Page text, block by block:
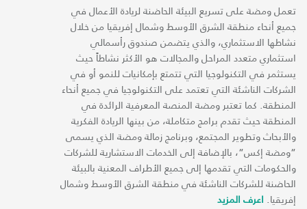
تعمل ومضة على تسريع البيئة الحاضنة لريادة الأعمال في
جميع أنحاء منطقة الشرق الأوسط وشمال إفريقيا من خلال
نشاطها الاستثماري، والذي يتضمن صندوق رأسمالي
استثماري متعدد المراحل والمجالات هو الأكثر نشاطاً حيث
يستثمر في التكنولوجيا التي تتمتع بإمكانيات للنمو أو في
الشركات الناشئة التي تعتمد على التكنولوجيا في جميع أنحاء
المنطقة. كما تعتبر ومضة المنصة المعرفية الرائدة في
المنطقة حيث تقدم برامج متكاملة، من بينها الريادة الفكرية
والأبحاث وتطوير المجتمع، وبرنامج زمالة ومضة الذي يسمى
“ومضة إكس“، بالإضافة إلى الخدمات الاستشارية للشركات
والحكومات التي تقدمها إلى جميع الأطراف المعنية بالبيئة
الحاضنة للشركات الناشئة في منطقة الشرق الأوسط وشمال
إفريقيا. اعرف المزيد